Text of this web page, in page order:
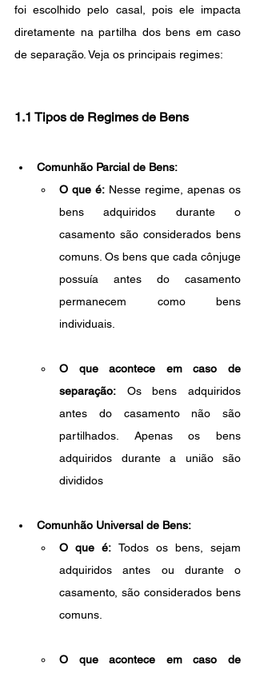
foi escolhido pelo casal, pois ele impacta
diretamente na partilha dos bens em caso
de separação. Veja os principais regimes:
1.1 Tipos de Regimes de Bens
Comunhão Parcial de Bens:
O que é: Nesse regime, apenas os
bens adquiridos durante o
casamento são considerados bens
comuns. Os bens que cada cônjuge
possuía antes do casamento
permanecem como bens
individuais.
O que acontece em caso de
separação: Os bens adquiridos
antes do casamento não são
partilhados. Apenas os bens
adquiridos durante a união são
divididos
Comunhão Universal de Bens:
O que é: Todos os bens, sejam
adquiridos antes ou durante o
casamento, são considerados bens
comuns.
O que acontece em caso de